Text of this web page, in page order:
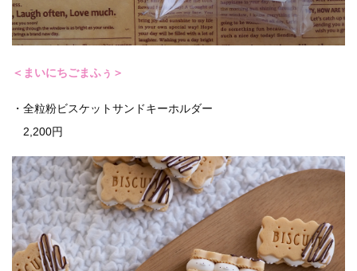
＜まいにちごまふぅ＞
・全粒粉ビスケットサンドキーホルダー
2,200円